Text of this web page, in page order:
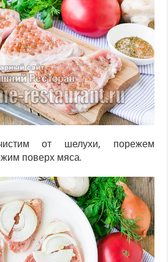
от шелухи, порежем
поверх мяса.